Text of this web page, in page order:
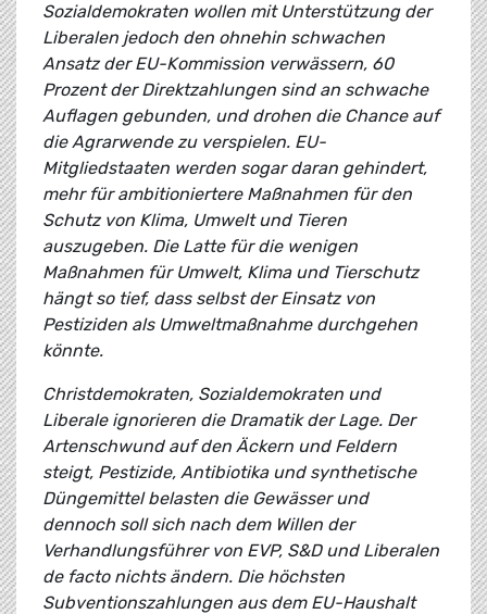
Sozialdemokraten wollen mit Unterstützung der
Liberalen jedoch den ohnehin schwachen
Ansatz der EU-Kommission verwässern, 60
Prozent der Direktzahlungen sind an schwache
Auflagen gebunden, und drohen die Chance auf
die Agrarwende zu verspielen. EU-
Mitgliedstaaten werden sogar daran gehindert,
mehr für ambitioniertere Maßnahmen für den
Schutz von Klima, Umwelt und Tieren
auszugeben. Die Latte für die wenigen
Maßnahmen für Umwelt, Klima und Tierschutz
hängt so tief, dass selbst der Einsatz von
Pestiziden als Umweltmaßnahme durchgehen
könnte.
Christdemokraten, Sozialdemokraten und
Liberale ignorieren die Dramatik der Lage. Der
Artenschwund auf den Äckern und Feldern
steigt, Pestizide, Antibiotika und synthetische
Düngemittel belasten die Gewässer und
dennoch soll sich nach dem Willen der
Verhandlungsführer von EVP, S&D und Liberalen
de facto nichts ändern. Die höchsten
Subventionszahlungen aus dem EU-Haushalt